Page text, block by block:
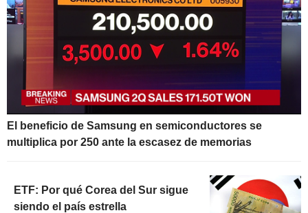
El beneficio de Samsung en semiconductores se
multiplica por 250 ante la escasez de memorias
ETF: Por qué Corea del Sur sigue
siendo el país estrella